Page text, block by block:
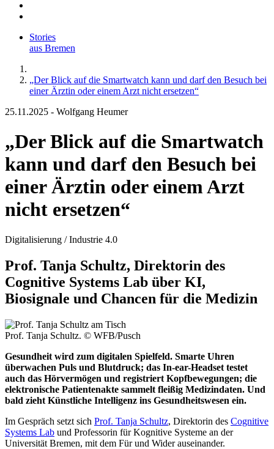
Stories
aus Bremen
„Der Blick auf die Smartwatch kann und darf den Besuch bei
einer Ärztin oder einem Arzt nicht ersetzen“
25.11.2025 - Wolfgang Heumer
„Der Blick auf die Smartwatch
kann und darf den Besuch bei
einer Ärztin oder einem Arzt
nicht ersetzen“
Digitalisierung / Industrie 4.0
Prof. Tanja Schultz, Direktorin des
Cognitive Systems Lab über KI,
Biosignale und Chancen für die Medizin
Prof. Tanja Schultz. © WFB/Pusch
Gesundheit wird zum digitalen Spielfeld. Smarte Uhren
überwachen Puls und Blutdruck; das In-ear-Headset testet
auch das Hörvermögen und registriert Kopfbewegungen; die
elektronische Patientenakte sammelt fleißig Medizindaten. Und
bald zieht Künstliche Intelligenz ins Gesundheitswesen ein.
Im Gespräch setzt sich Prof. Tanja Schultz, Direktorin des Cognitive
Systems Lab und Professorin für Kognitive Systeme an der
Universität Bremen, mit dem Für und Wider auseinander.